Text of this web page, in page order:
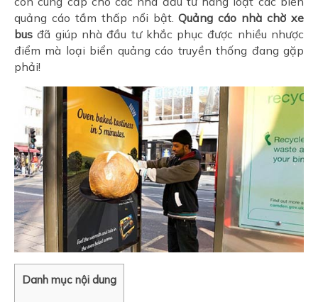
quảng cáo tầm thấp nổi bật.Quảng cáo nhà chờ xe
busđã giúp nhà đầu tư khắc phục được nhiều nhược
điểm mà loại biển quảng cáo truyền thống đang gặp
phải!
Danh mục nội dung